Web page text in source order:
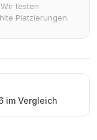
testen
Platzierungen.
im Vergleich